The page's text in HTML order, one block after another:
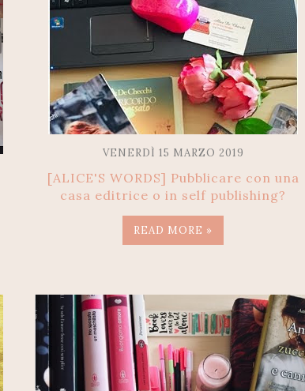
VENERDÌ 15 MARZO 2019
[ALICE'S WORDS] Pubblicare con una
casa editrice o in self publishing?
READ MORE »